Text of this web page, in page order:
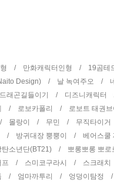
형 / 만화캐릭터인형 / 19곰
Design) / 날 녹여주오 /
드래곤길들이기 / 디즈니캐릭
/ 로보카폴리 / 로보트 태권
/ 몰랑이 / 무민 / 무직타이
/ 방귀대장 뿡뿡이 / 베어스
탄소년단(BT21) / 뽀롱뽀롱 뽀
프 / 스미코구라시 / 스크래
/ 엄마까투리 / 엉덩이탐정